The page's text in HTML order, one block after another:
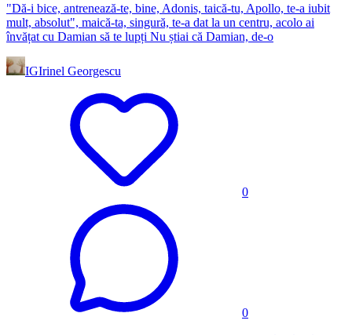
"Dă-i bice, antrenează-te, bine, Adonis, taică-tu, Apollo, te-a iubit
mult, absolut", maică-ta, singură, te-a dat la un centru, acolo ai
învățat cu Damian să te lupți Nu știai că Damian, de-o
IGIrinel Georgescu
0
0